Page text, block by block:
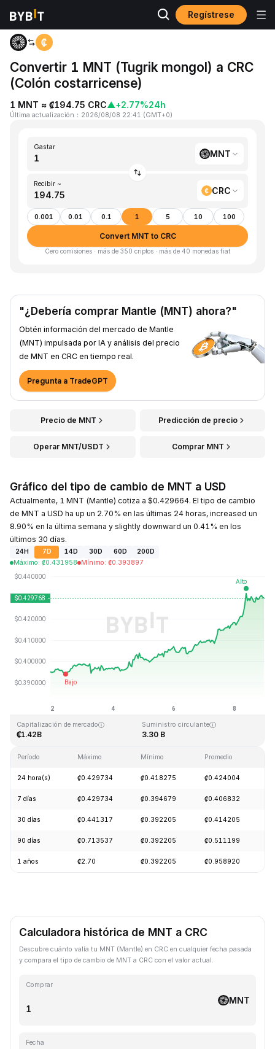
Regístrese
Inicio MNT to CRC
Convertir 1 MNT (Tugrik mongol) a CRC
(Colón costarricense)
1 MNT ≈ ₡194.75 CRC▲+2.77%24h
Última actualización ： 2026/08/08 22:41 (GMT+0)
Gastar
MNT
Recibir ~
CRC
0.001 0.01 0.1 1 5 10 100
Convert MNT to CRC
Cero comisiones · más de 350 criptos · más de 40 monedas fiat
"¿Debería comprar Mantle (MNT) ahora?"
Obtén información del mercado de Mantle
(MNT) impulsada por IA y análisis del precio
de MNT en CRC en tiempo real.
Pregunta a TradeGPT
Precio de MNT Predicción de precio
Operar MNT/USDT Comprar MNT
Gráfico del tipo de cambio de MNT a USD
Actualmente, 1 MNT (Mantle) cotiza a $0.429664. El tipo de cambio
de MNT a USD ha up un 2.70% en las últimas 24 horas, increased un
8.90% en la última semana y slightly downward un 0.41% en los
últimos 30 días.
24H 7D 14D 30D 60D
200D
Máximo: ₡0.431958 Mínimo: ₡0.393897
Última actualización: 2026-08-08, 22:41 GMT+0
₡0.307978
Capitalización de mercado
₡1.42B
Suministro circulante
3.30 B
Período Máximo Mínimo Promedio
24 hora(s) ₡0.429734 ₡0.418275 ₡0.424004
7 días ₡0.429734 ₡0.394679 ₡0.406832
30 días ₡0.441317 ₡0.392205 ₡0.414205
90 días ₡0.713537 ₡0.392205 ₡0.511199
1 años ₡2.70 ₡0.392205 ₡0.958920
Calculadora histórica de MNT a CRC
Descubre cuánto valía tu MNT (Mantle) en CRC en cualquier fecha pasada
y compara el tipo de cambio de MNT a CRC con el valor actual.
Comprar
MNT
Fecha